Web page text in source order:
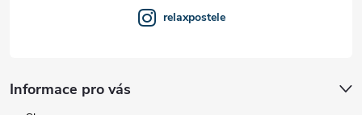
relaxpostele
Informace pro vás